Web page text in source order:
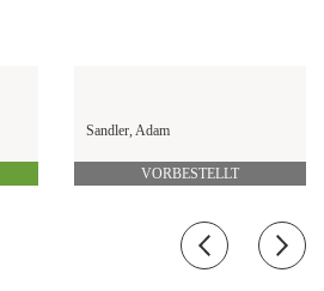
Sandler, Adam
VORBESTELLT